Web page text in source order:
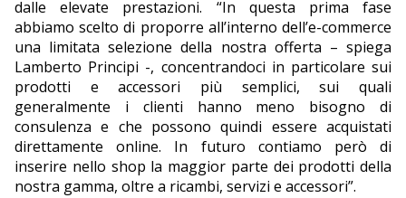
dalle elevate prestazioni. “In questa prima fase
abbiamo scelto di proporre all’interno dell’e-commerce
una limitata selezione della nostra offerta – spiega
Lamberto Principi -, concentrandoci in particolare sui
prodotti e accessori più semplici, sui quali
generalmente i clienti hanno meno bisogno di
consulenza e che possono quindi essere acquistati
direttamente online. In futuro contiamo però di
inserire nello shop la maggior parte dei prodotti della
nostra gamma, oltre a ricambi, servizi e accessori”.